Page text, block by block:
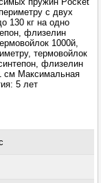
с двух
130 кг на одно
флизелин
1000й,
термовойлок
флизелин
см Максимальная
5 лет